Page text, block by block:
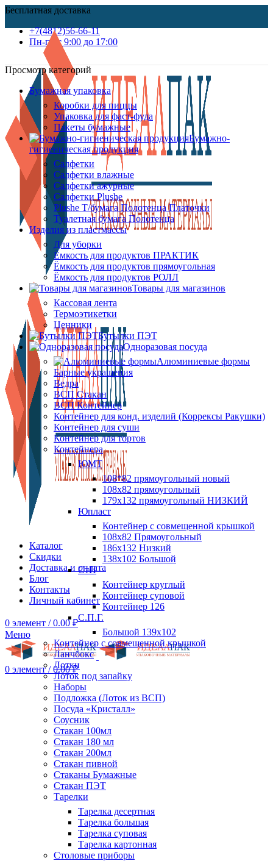
Бесплатная доставка
+7(4812)56-66-11
Пн-пт c 9:00 до 17:00
Каталог
Скидки
Доставка и оплата
Блог
Контакты
Личный кабинет
0 элемент / 0.00₽
Меню
0 элемент / 0.00₽
Просмотр категорий
Бумажная упаковка
Коробки для пиццы
Упаковка для фаст-фуда
Пакеты бумажные
Бумажно-
гигиеническая продукция
Салфетки
Салфетки влажные
Салфетки ажурные
Салфетки Plushe
Plushe Т/бумага Полотенца Платочки
Туалетная бумага Полотенца
Изделия из пластмассы
Для уборки
Ёмкость для продуктов ПРАКТИК
Ёмкость для продуктов прямоугольная
Ёмкость для продуктов РОЛЛ
Товары для магазинов
Кассовая лента
Термоэтикетки
Ценники
Бутылки ПЭТ
Одноразовая посуда
Алюминиевые формы
Барные украшения
Ведра
ВСП Стакан
ВСП Контейнер
Контейнер для конд. изделий (Коррексы Ракушки)
Контейнер для суши
Контейнер для тортов
Контейнера
ЮМТ
108*82 прямоугольный новый
108х82 прямоугольный
179х132 прямоугольный НИЗКИЙ
Юпласт
Контейнер с совмещенной крышкой
108х82 Прямоугольный
186х132 Низкий
138х102 Большой
СтП
Контейнер круглый
Контейнер суповой
Контейнер 126
С.П.Г.
Большой 139х102
Контейнер с совмещенной крышкой
Ланчбокс
Лотки
Лоток под запайку
Наборы
Подложка (Лоток из ВСП)
Посуда «Кристалл»
Соусник
Стакан 100мл
Стакан 180 мл
Стакан 200мл
Стакан пивной
Стаканы Бумажные
Стакан ПЭТ
Тарелки
Тарелка десертная
Тарелка большая
Тарелка суповая
Тарелка картонная
Столовые приборы